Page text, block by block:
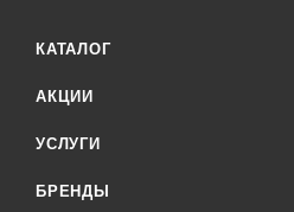
КАТАЛОГ
АКЦИИ
УСЛУГИ
БРЕНДЫ